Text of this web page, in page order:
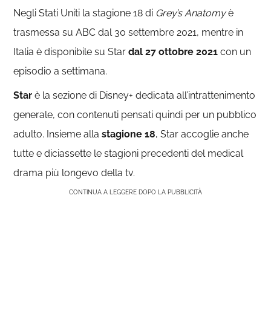
Negli Stati Uniti la stagione 18 di Grey’s Anatomyè
trasmessa su ABC dal 30 settembre 2021, mentre in
Italia è disponibile su Stardal 27 ottobre 2021 con un
episodio a settimana.
Star è la sezione di Disney+ dedicata all’intrattenimento
generale, con contenuti pensati quindi per un pubblico
adulto. Insieme allastagione 18, Star accoglie anche
tutte e diciassette le stagioni precedenti del medical
drama più longevo della tv.
CONTINUA A LEGGERE DOPO LA PUBBLICITÀ